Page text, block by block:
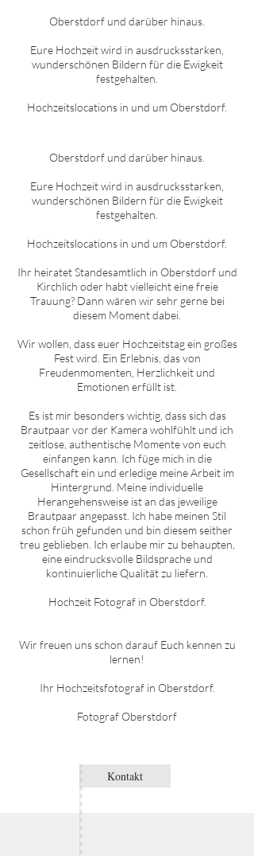
Oberstdorf und darüber hinaus.
Eure Hochzeit wird in ausdrucksstarken,
wunderschönen Bildern für die Ewigkeit
festgehalten.
Hochzeitslocations in und um Oberstdorf.
Oberstdorf und darüber hinaus.
Eure Hochzeit wird in ausdrucksstarken,
wunderschönen Bildern für die Ewigkeit
festgehalten.
Hochzeitslocations in und um Oberstdorf.
Ihr heiratet Standesamtlich in Oberstdorfund
Kirchlich oder habt vielleicht eine freie
Trauung? Dann wären wir sehr gerne bei
diesem Moment dabei.
Wir wollen, dass euer Hochzeitstag ein großes
Fest wird. Ein Erlebnis, das von
Freudenmomenten, Herzlichkeit und
Emotionen erfüllt ist.
Es ist mir besonders wichtig, dass sich das
Brautpaar vor der Kamera wohlfühlt und ich
zeitlose, authentische Momente von euch
einfangen kann. Ich füge mich in die
Gesellschaft ein und erledige meine Arbeit im
Hintergrund. Meine individuelle
Herangehensweise ist an das jeweilige
Brautpaar angepasst. Ich habe meinen Stil
schon früh gefunden und bin diesem seither
treu geblieben. Ich erlaube mir zu behaupten,
eine eindrucksvolle Bildsprache und
kontinuierliche Qualität zu liefern.
Hochzeit Fotograf in Oberstdorf.
Wir freuen uns schon darauf Euch kennen zu
lernen!
Ihr Hochzeitsfotograf in Oberstdorf.
Fotograf Oberstdorf
Kontakt